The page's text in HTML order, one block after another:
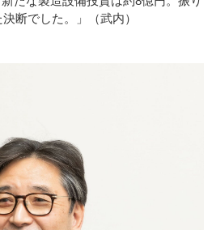
断でした。」（武内）